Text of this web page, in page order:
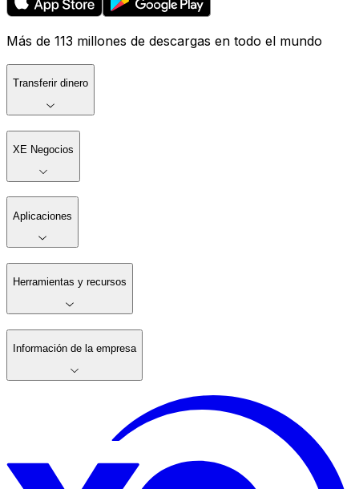
Más de 113 millones de descargas en todo el mundo
Transferir dinero
XE Negocios
Aplicaciones
Herramientas y recursos
Información de la empresa